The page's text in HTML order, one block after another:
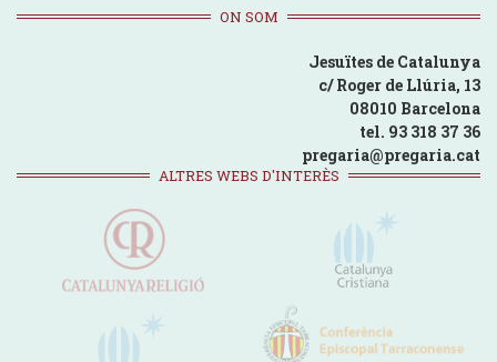
ON SOM
Jesuïtes de Catalunya
c/ Roger de Llúria, 13
08010 Barcelona
tel. 93 318 37 36
pregaria@pregaria.cat
ALTRES WEBS D'INTERÈS